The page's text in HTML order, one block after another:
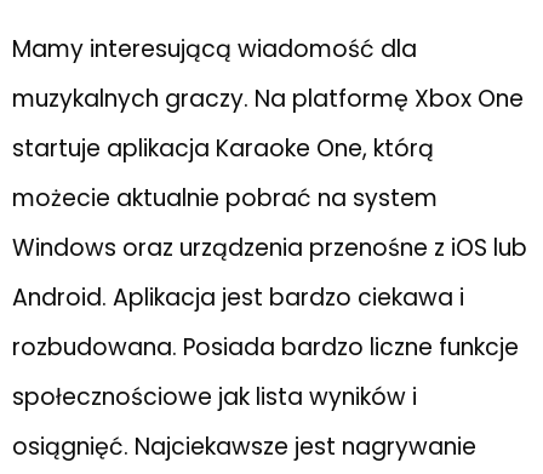
Mamy interesującą wiadomość dla
muzykalnych graczy. Na platformę Xbox One
startuje aplikacja Karaoke One, którą
możecie aktualnie pobrać na system
Windows oraz urządzenia przenośne z iOS lub
Android. Aplikacja jest bardzo ciekawa i
rozbudowana. Posiada bardzo liczne funkcje
społecznościowe jak lista wyników i
osiągnięć. Najciekawsze jest nagrywanie